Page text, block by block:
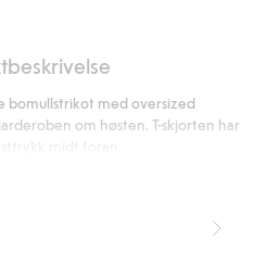
bomullstrikot med oversized
om høsten. T-skjorten har